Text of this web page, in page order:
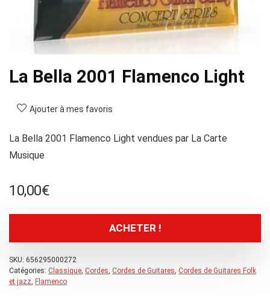
La Bella 2001 Flamenco Light
Ajouter à mes favoris
La Bella 2001 Flamenco Light vendues par La Carte
Musique
10,00€
ACHETER !
SKU: 656295000272
Catégories: Classique, Cordes, Cordes de Guitares, Cordes de Guitares Folk
et jazz, Flamenco